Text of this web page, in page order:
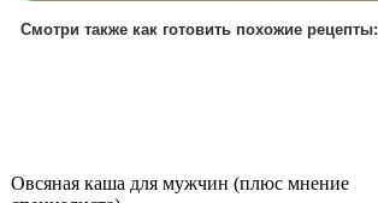
Смотри также как готовить похожие рецепты:
Овсяная каша для мужчин (плюс мнение